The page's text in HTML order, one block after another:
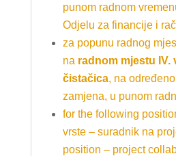
punom radnom
Odjelu za financije i
za popunu radnog
na radnom mjestu IV.
čistačica, na
zamjena, u punom
for the following
vrste – suradnik na
position – project